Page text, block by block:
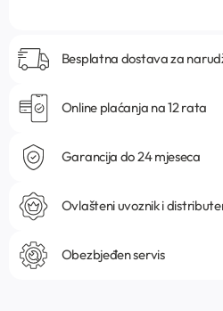
Besplatna dostava za
Online plaćanja na 12 rata
Garancija do 24 mjeseca
Ovlašteni uvoznik i
Obezbjeđen servis